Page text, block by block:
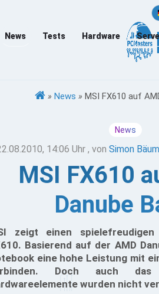
News Tests Hardware
» News » MSI FX610 auf
News
14:06 Uhr , vonSimon
MSI FX610
Danube
zeigt einen
Basierend auf der AMD
eine hohe Leistung mit
Doch auch
wurden nicht